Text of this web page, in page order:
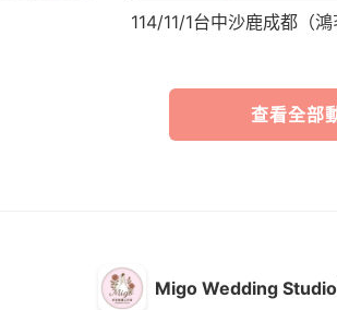
Migo Wedding Studio
查看全部